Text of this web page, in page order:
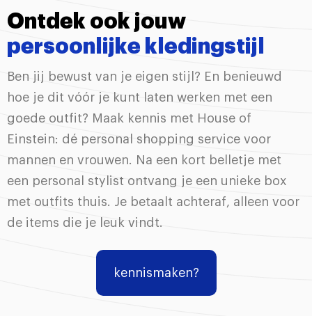
Ontdek ook jouw
persoonlijke kledingstijl
Ben jij bewust van je eigen stijl? En benieuwd
hoe je dit vóór je kunt laten werken met een
goede outfit? Maak kennis met House of
Einstein: dé personal shopping service voor
mannen en vrouwen. Na een kort belletje met
een personal stylist ontvang je een unieke box
met outfits thuis. Je betaalt achteraf, alleen voor
de items die je leuk vindt.
kennismaken?